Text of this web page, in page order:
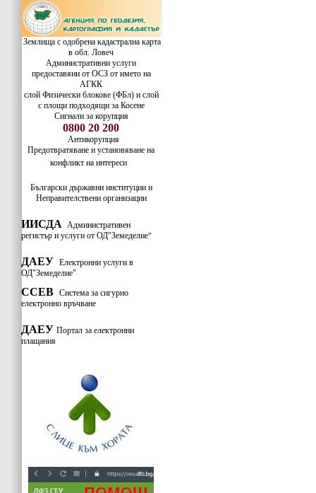
Землища с одобрена кадастрална карта
в обл. Ловеч
Административни услуги
предоставяни от ОСЗ от името на
АГКК
слой Физически блокове (ФБл) и слой
с площи подходящи за Косене
Сигнали за корупция
0800 20 200
Антикорупция
Предотвратяване и установяване на
конфликт на интереси
Български държавни институции и
Неправителствени организации
ИИСДА Административен
регистър и услуги от ОД"Земеделие"
ДАЕУ Електронни услуги в
ОД"Земеделие"
ССЕВ Система за сигурно
електронно връчване
ДАЕУ Портал за електронни
плащания